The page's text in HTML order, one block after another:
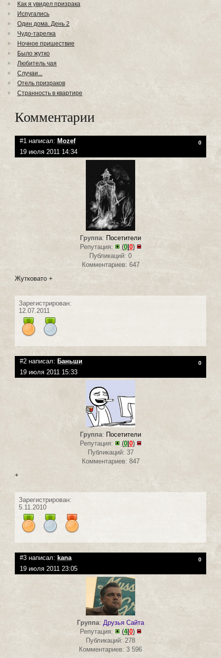
Как я увидел призрака
Испугались
Один дома. День 2
Чудо-тарелка
Ночное пришествие
Было жутко
Любитель чая
Случаи...
Отель призраков
Странность в квартире
Комментарии
#1 написал: Mozef 0
19 июля 2011 14:34
Группа: Посетители
Репутация:
(0| 0)
Публикаций: 0
Комментариев: 647
Жутковато +
Зарегистрирован:
12.07.2011
#2 написал: Баньши 0
19 июля 2011 15:33
Группа: Посетители
Репутация:
(0| 0)
Публикаций: 37
Комментариев: 847
+
Зарегистрирован:
5.11.2010
#3 написал: kana 0
19 июля 2011 23:05
Группа: Друзья Сайта
Репутация:
(4| 0)
Публикаций: 278
Комментариев: 3 596